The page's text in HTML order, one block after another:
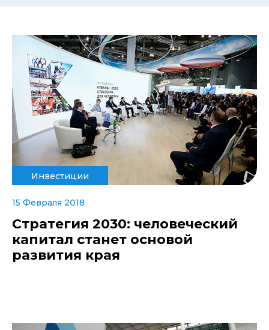
Инвестиции
15 Февраля 2018
Стратегия 2030: человеческий
капитал станет основой
развития края